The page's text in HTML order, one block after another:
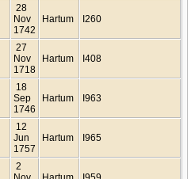
28
Nov
1742
Hartum I260
27
Nov
1718
Hartum I408
18
Sep
1746
Hartum I963
12
Jun
1757
Hartum I965
2